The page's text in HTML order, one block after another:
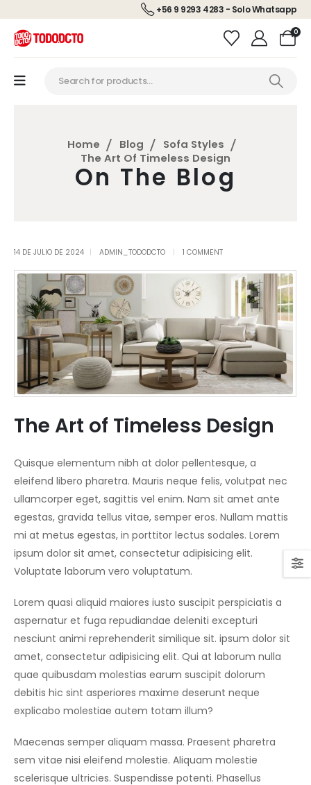
+56 9 9293 4283 - Solo Whatsapp
0
Home Blog
Sofa Styles
The Art Of Timeless Design
On The Blog
14 DE JULIO DE 2024 ADMIN_TODODCTO 1 COMMENT
The Art of Timeless Design
Quisque elementum nibh at dolor pellentesque, a
eleifend libero pharetra. Mauris neque felis, volutpat nec
ullamcorper eget, sagittis vel enim. Nam sit amet ante
egestas, gravida tellus vitae, semper eros. Nullam mattis
mi at metus egestas, in porttitor lectus sodales. Lorem
ipsum dolor sit amet, consectetur adipisicing elit.
Voluptate laborum vero voluptatum.
Lorem quasi aliquid maiores iusto suscipit perspiciatis a
aspernatur et fuga repudiandae deleniti excepturi
nesciunt animi reprehenderit similique sit. ipsum dolor sit
amet, consectetur adipisicing elit. Qui at laborum nulla
quae quibusdam molestias earum suscipit dolorum
debitis hic sint asperiores maxime deserunt neque
explicabo molestiae autem totam illum?
Maecenas semper aliquam massa. Praesent pharetra
sem vitae nisi eleifend molestie. Aliquam molestie
scelerisque ultricies. Suspendisse potenti. Phasellus